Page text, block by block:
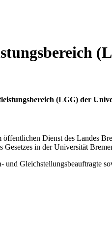
(LGG) der
Dienst des Landes
in der Universität
und